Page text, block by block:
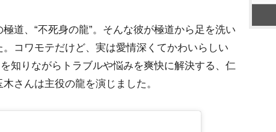
道、“不死身の龍”。そんな彼が極道から足を洗い
コワモテだけど、実は愛情深くてかわいらしい
知りながらトラブルや悩みを爽快に解決する、仁
さんは主役の龍を演じました。